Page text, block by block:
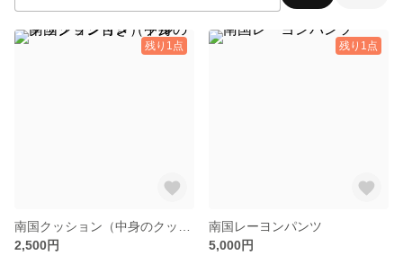
残り1点
2,500円
残り1点
南国レーヨンパンツ
5,000円